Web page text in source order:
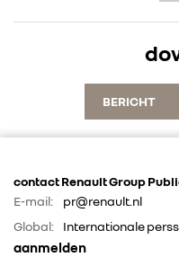
BERICHT
contact Renault Group
E-mail:
pr@renault.nl
Global:
Internationale
aanmelden